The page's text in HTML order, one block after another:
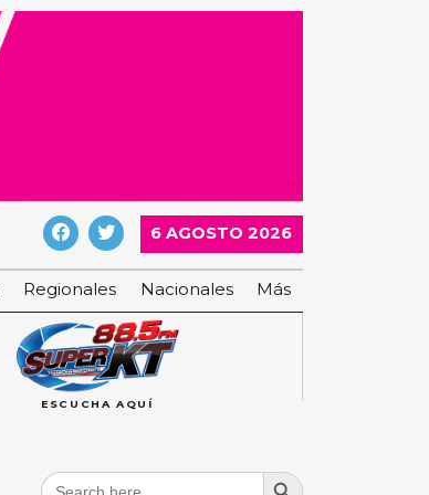
6 AGOSTO 2026
Regionales Nacionales Más
ESCUCHA AQUÍ
Search
Search Button